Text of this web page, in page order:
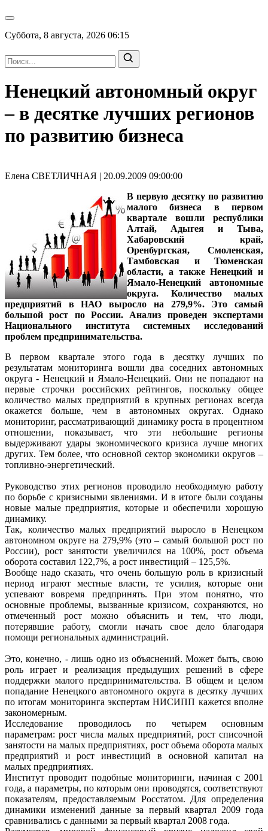
Суббота, 8 августа, 2026 06:15
Ненецкий автономный округ
– в десятке лучших регионов
по развитию бизнеса
Елена СВЕТЛИЧНАЯ | 20.09.2009 09:00:00
В первую десятку по развитию
малого бизнеса в первом
квартале вошли республики
Алтай, Адыгея и Тыва,
Хабаровский край,
Оренбургская, Смоленская,
Тамбовская и Тюменская
области, а также Ненецкий и
Ямало-Ненецкий автономные
округа. Количество малых
предприятий в НАО выросло на 279,9%. Это самый
большой рост по России. Анализ проведен экспертами
Национального института системных исследований
проблем предпринимательства.
В первом квартале этого года в десятку лучших по
результатам мониторинга вошли два соседних автономных
округа - Ненецкий и Ямало-Ненецкий. Они не попадают на
первые строчки российских рейтингов, поскольку общее
количество малых предприятий в крупных регионах всегда
окажется больше, чем в автономных округах. Однако
мониторинг, рассматривающий динамику роста в процентном
отношении, показывает, что эти небольшие регионы
выдерживают удары экономического кризиса лучше многих
других. Тем более, что основной сектор экономики округов –
топливно-энергетический.
Руководство этих регионов проводило необходимую работу
по борьбе с кризисными явлениями. И в итоге были созданы
новые малые предприятия, которые и обеспечили хорошую
динамику.
Так, количество малых предприятий выросло в Ненецком
автономном округе на 279,9% (это – самый большой рост по
России), рост занятости увеличился на 100%, рост объема
оборота составил 122,7%, а рост инвестиций – 125,5%.
Вообще надо сказать, что очень большую роль в кризисный
период играют местные власти, те усилия, которые они
успевают вовремя предпринять. При этом понятно, что
основные проблемы, вызванные кризисом, сохраняются, но
отмеченный рост можно объяснить и тем, что люди,
потерявшие работу, смогли начать свое дело благодаря
помощи региональных администраций.
Это, конечно, - лишь одно из объяснений. Может быть, свою
роль играет и реализация предыдущих решений в сфере
поддержки малого предпринимательства. В общем и целом
попадание Ненецкого автономного округа в десятку лучших
по итогам мониторинга экспертам НИСИПП кажется вполне
закономерным.
Исследование проводилось по четырем основным
параметрам: рост числа малых предприятий, рост списочной
занятости на малых предприятиях, рост объема оборота малых
предприятий и рост инвестиций в основной капитал на
малых предприятиях.
Институт проводит подобные мониторинги, начиная с 2001
года, а параметры, по которым они проводятся, соответствуют
показателям, предоставляемым Росстатом. Для определения
динамики изменений данные за первый квартал 2009 года
сравнивались с данными за первый квартал 2008 года.